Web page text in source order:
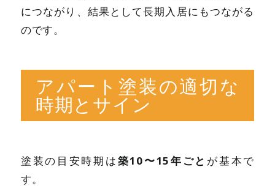
につながり、結果として長期入居にもつながる
のです。
アパート塗装の適切な
時期とサイン
塗装の目安時期は 築10〜15年ごと が基本で
す。